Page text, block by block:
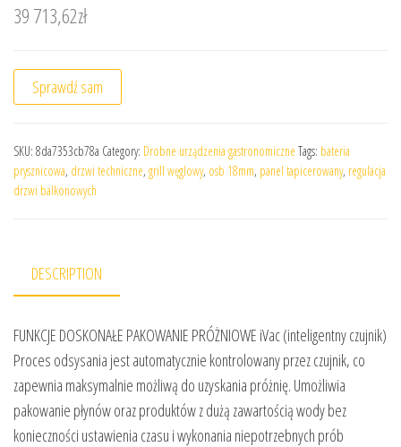
39 713,62zł
Sprawdź sam
SKU: 8da7353cb78a Category: Drobne urządzenia gastronomiczne Tags: bateria
prysznicowa, drzwi techniczne, grill węglowy, osb 18mm, panel tapicerowany, regulacja
drzwi balkonowych
DESCRIPTION
FUNKCJE DOSKONAŁE PAKOWANIE PRÓŻNIOWE iVac (inteligentny czujnik)
Proces odsysania jest automatycznie kontrolowany przez czujnik, co
zapewnia maksymalnie możliwą do uzyskania próżnię. Umożliwia
pakowanie płynów oraz produktów z dużą zawartością wody bez
konieczności ustawienia czasu i wykonania niepotrzebnych prób